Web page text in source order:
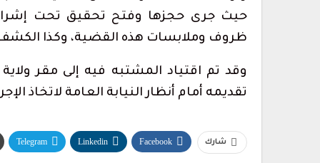
حيث جرى حجزها وفتح تحقيق تحت
ظروف وملابسات هذه القضية، وكذا الكشف
وقد تم اقتياد المشتبه فيه إلى مقر
تقديمه أمام أنظار النيابة العامة لاتخاذ
شارك Facebook
Linkedin
Telegram
إحباط تهريب 350 كيلوغرامًا من
داخل قوالب…
أغسطس 5, 2026
ولاية أمن طنجة تنجح في توقيف
مبحوث عنه دوليًا بتهمة…
أغسطس 4, 2026